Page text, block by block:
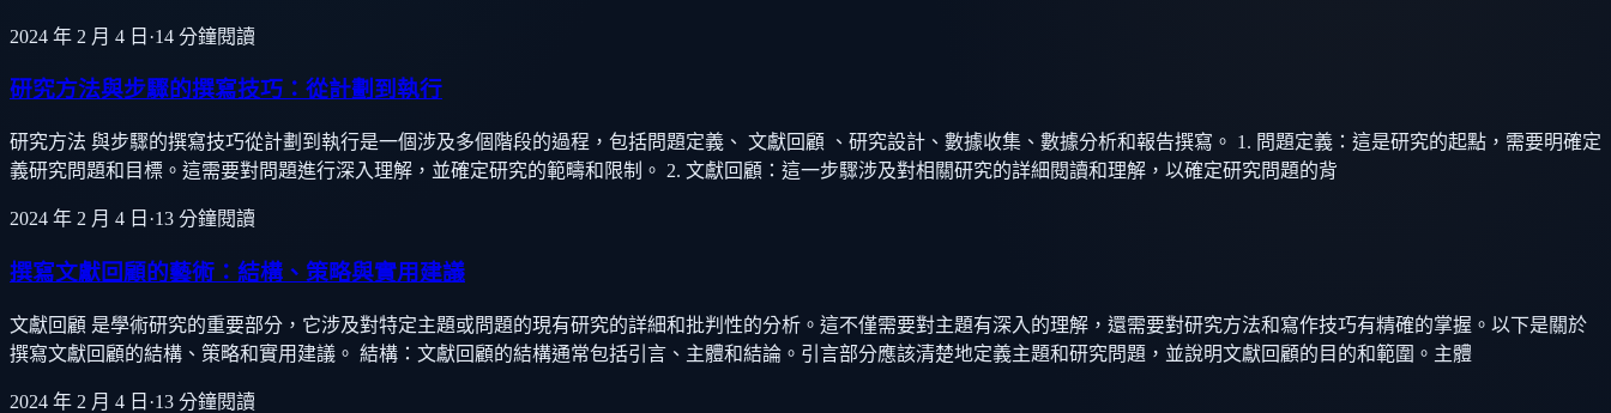
2024 年 2 月 4 日 ·14 分鐘閱讀
研究方法與步驟的撰寫技巧：從計劃到執行
研究方法 與步驟的撰寫技巧從計劃到執行是一個涉及多個階段的過程，包括問題定義、 文獻回顧 、研究設計、數據收集、數據分析和報告撰寫。 1. 問題定義：這是研究的起點，需要明確定
義研究問題和目標。這需要對問題進行深入理解，並確定研究的範疇和限制。 2. 文獻回顧：這一步驟涉及對相關研究的詳細閱讀和理解，以確定研究問題的背
2024 年 2 月 4 日 ·13 分鐘閱讀
撰寫文獻回顧的藝術：結構、策略與實用建議
文獻回顧 是學術研究的重要部分，它涉及對特定主題或問題的現有研究的詳細和批判性的分析。這不僅需要對主題有深入的理解，還需要對研究方法和寫作技巧有精確的掌握。以下是關於
撰寫文獻回顧的結構、策略和實用建議。 結構：文獻回顧的結構通常包括引言、主體和結論。引言部分應該清楚地定義主題和研究問題，並說明文獻回顧的目的和範圍。主體
2024 年 2 月 4 日 ·13 分鐘閱讀